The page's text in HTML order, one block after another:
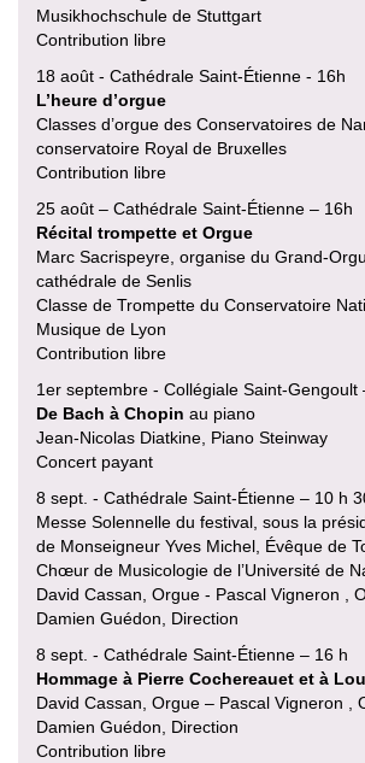
Musikhochschule de Stuttgart
Contribution libre
18 août - Cathédrale Saint-Étienne - 16h
L’heure d’orgue
Classes d’orgue des Conservatoires de
conservatoire Royal de Bruxelles
Contribution libre
25 août – Cathédrale Saint-Étienne – 16h
Récital trompette et Orgue
Marc Sacrispeyre, organise du Grand-
cathédrale de Senlis
Classe de Trompette du Conservatoire
Musique de Lyon
Contribution libre
1er septembre - Collégiale Saint-Gengoult
De Bach à Chopin au piano
Jean-Nicolas Diatkine, Piano Steinway
Concert payant
8 sept. - Cathédrale Saint-Étienne – 10 h
Messe Solennelle du festival, sous la
de Monseigneur Yves Michel, Évêque de
Chœur de Musicologie de l’Université de
David Cassan, Orgue - Pascal Vigneron ,
Damien Guédon, Direction
8 sept. - Cathédrale Saint-Étienne – 16 h
Hommage à Pierre Cochereauet et à
David Cassan, Orgue – Pascal Vigneron ,
Damien Guédon, Direction
Contribution libre